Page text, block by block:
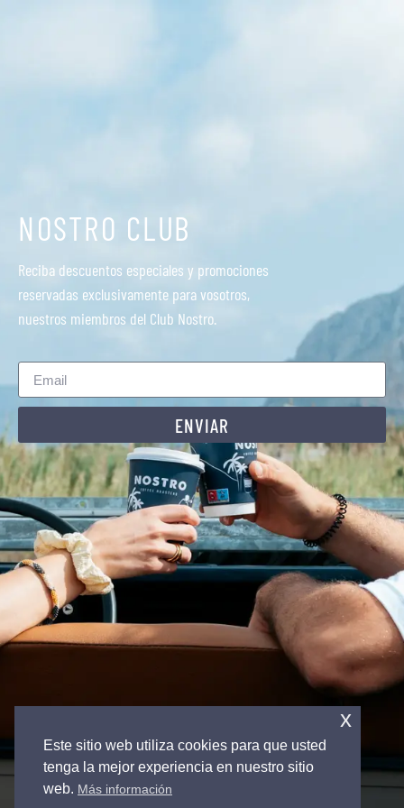
NOSTRO CLUB
Reciba descuentos especiales y promociones
reservadas exclusivamente para vosotros,
nuestros miembros del Club Nostro.
ENVIAR
Este sitio web utiliza cookies para que usted
tenga la mejor experiencia en nuestro sitio
web. Más información
x